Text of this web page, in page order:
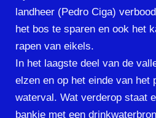
landheer (Pedro Ciga)
het bos te sparen en ook het
rapen van eikels.
In het laagste deel van de
elzen en op het einde van het
waterval. Wat verderop staat
bankje met een